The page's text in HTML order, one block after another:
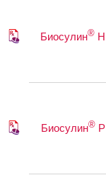
Биосулин® Н
Биосулин®Р